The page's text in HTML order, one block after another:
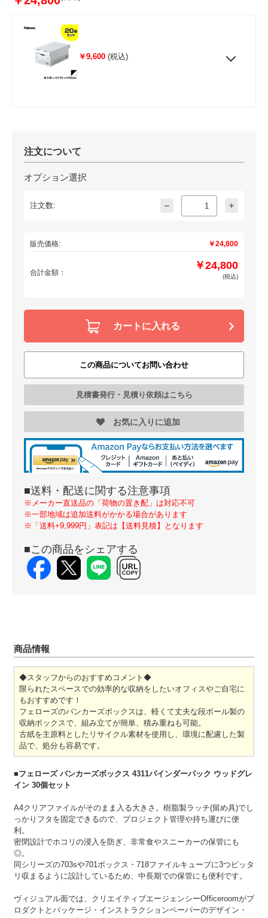
￥9,600 (税込)
注文について
オプション選択
注文数:
販売価格: ￥24,800
合計金額：
￥24,800
(税込)
カートに入れる
この商品についてお問い合わせ
見積書発行・見積り依頼はこちら
お気に入りに追加
■送料・配送に関する注意事項
※メーカー直送品の「荷物の置き配」は対応不可
※一部地域は追加送料がかかる場合があります
※「送料+9,999円」表記は【送料見積】となります
■この商品をシェアする
商品情報
◆スタッフからのおすすめコメント◆
限られたスペースでの効率的な収納をしたいオフィスやご自宅に
もおすすめです！
フェローズのバンカーズボックスは、軽くて丈夫な段ボール製の
収納ボックスで、組み立てが簡単、積み重ねも可能。
古紙を主原料としたリサイクル素材を使用し、環境に配慮した製
品で、処分も容易です。
■フェローズ バンカーズボックス 4311バインダーパック ウッドグレ
イン 30個セット
A4クリアファイルがそのまま入る大きさ。樹脂製ラッチ(留め具)でし
っかりフタを固定できるので、プロジェクト管理や持ち運びに便
利。
密閉設計でホコリの浸入を防ぎ、非常食やスニーカーの保管にも
◎。
同シリーズの703sや701ボックス・718ファイルキューブに3つピッタ
リ収まるように設計しているため、中長期での保管にも便利です。
ヴィジュアル面では、クリエイティブエージェンシーOfficeroomがプ
ロダクトとパッケージ・インストラクションペーパーのデザイン・